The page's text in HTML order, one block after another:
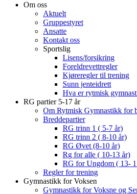
Om oss
Aktuelt
Gruppestyret
Ansatte
Kontakt oss
Sportslig
Lisens/forsikring
Foreldrevettregler
Kjøreregler til trening
Sunn jenteidrett
Hva er rytmisk
RG partier 5-17 år
Om Rytmisk Gymnastikk for
Breddepartier
RG trinn 1 ( 5-7 år)
RG trinn 2 ( 8-10 år)
RG Øvet (8-10 år)
Rg for alle ( 10-13 år)
RG for Ungdom ( 13-
Regler for trening
Gymnastikk for Voksen
Gymnastikk for Voksne og